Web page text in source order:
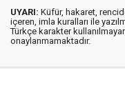
UYARI: Küfür, hakaret,
içeren, imla kuralları ile
Türkçe karakter
onaylanmamaktadır.